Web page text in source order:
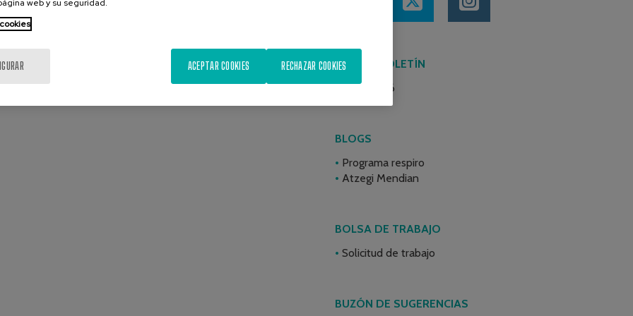
ÚLTIMO BOLETÍN
Junio 2026
BLOGS
Programa respiro
Atzegi Mendian
BOLSA DE TRABAJO
Solicitud de trabajo
BUZÓN DE SUGERENCIAS
web y su seguridad.
RECHAZAR COOKIES
ACEPTAR COOKIES